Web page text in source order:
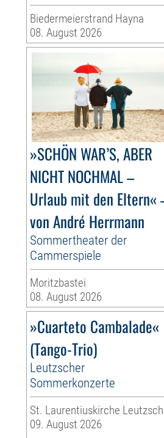
Biedermeierstrand Hayna
08. August 2026
»SCHÖN WAR’S, ABER
NICHT NOCHMAL –
Urlaub mit den Eltern«
von André Herrmann
Sommertheater der
Cammerspiele
Moritzbastei
08. August 2026
»Cuarteto Cambalade«
(Tango-Trio)
Leutzscher
Sommerkonzerte
St. Laurentiuskirche Leutzsch
09. August 2026